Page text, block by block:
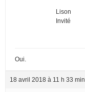
Lison
Invité
Oui.
18 avril 2018 à 11 h 33 min